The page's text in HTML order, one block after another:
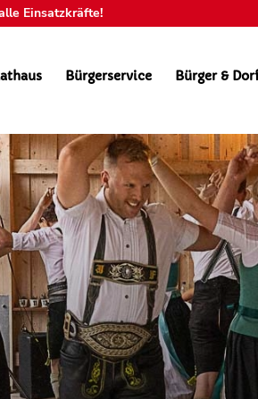
Einsatzkräfte!
Bürgerservice Bürger &